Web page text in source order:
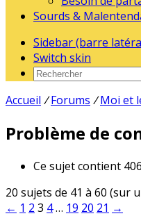
Sourds &
Sidebar (barre
Switch skin
Accueil / Forums / Moi et
Problème de
Ce sujet contient
20 sujets de 41 à 60 (sur
← 1 2 3 4… 19 20 21 →